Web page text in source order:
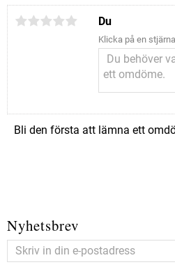
Du
Klicka på en
Bli den första att lämna ett
Nyhetsbrev